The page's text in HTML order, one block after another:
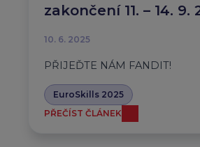
zakončení 11. – 14. 9.
10. 6. 2025
PŘIJEĎTE NÁM FANDIT!
EuroSkills 2025
PŘEČÍST ČLÁNEK